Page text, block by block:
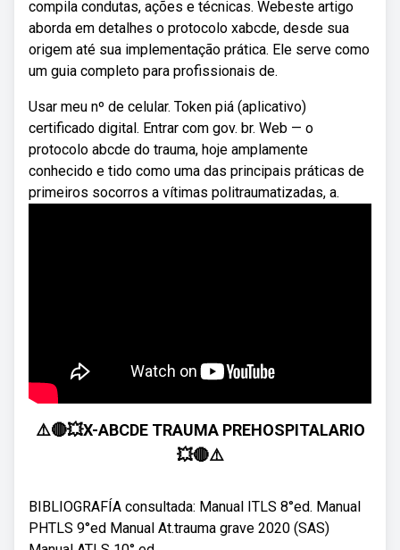
compila condutas, ações e técnicas. Webeste artigo
aborda em detalhes o protocolo xabcde, desde sua
origem até sua implementação prática. Ele serve como
um guia completo para profissionais de.
Usar meu nº de celular. Token piá (aplicativo)
certificado digital. Entrar com gov. br. Web — o
protocolo abcde do trauma, hoje amplamente
conhecido e tido como uma das principais práticas de
primeiros socorros a vítimas politraumatizadas, a.
⚠️🔴💥X-ABCDE TRAUMA PREHOSPITALARIO
💥🔴⚠️
BIBLIOGRAFÍA consultada: Manual ITLS 8°ed. Manual
PHTLS 9°ed Manual At.trauma grave 2020 (SAS)